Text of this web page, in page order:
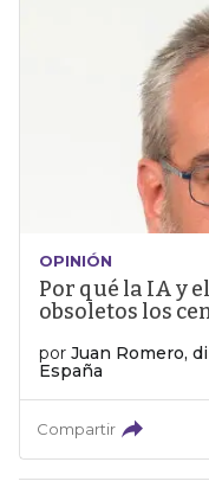
OPINIÓN
Por qué la IA y
obsoletos los
por Juan Romero,
España
Compartir